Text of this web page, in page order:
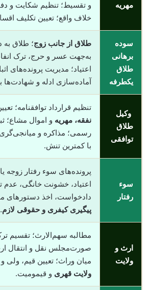
مهریه
و تقسیط؛ تنظیم شکایت و
خلاف واقع؛ تعیین تکلیف
سوده
برهانی
طلاق
یکطرفه
طلاق از جانب زوج؛ طلاق
به‌جهت عسر و حرج، ترک
اعتیاد؛ مدیریت پرونده‌های
آماده‌سازی ادله و شهادت‌ها
وکیل
طلاق
توافقی
تنظیم قرارداد توافقنامه؛
نفقه، مهریه و اموال مشاع؛
رسمی؛ مذاکره و میانجی‌گری
با کمترین تنش.
سوء
رفتار
پرونده‌های سوء رفتار زوجه
اعتیاد، خشونت خانگی، عدم
دادخواست، اخذ دستورهای
پیگیری کیفری و حقوقی لازم.
ارث و
ولایت
مطالبه سهم‌الارث؛ تقسیم
صورت‌مجلس نقل و انتقال
میان وراث؛ تعیین قیم، ولی
ولایت قهری و قیمومیت.